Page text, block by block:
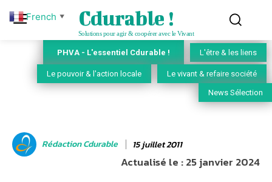
Cdurable !
Solutions pour agir & coopérer avec le Vivant
PHVA - L'essentiel Cdurable ! L'être & les liens
Le pouvoir & l'action locale Le vivant & refaire société
News Sélection
Rédaction Cdurable 15 juillet 2011
Actualisé le :25 janvier 2024
French ▼